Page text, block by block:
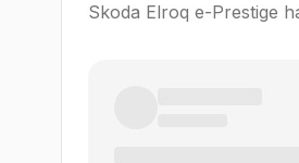
Skoda Elroq e-Prestige